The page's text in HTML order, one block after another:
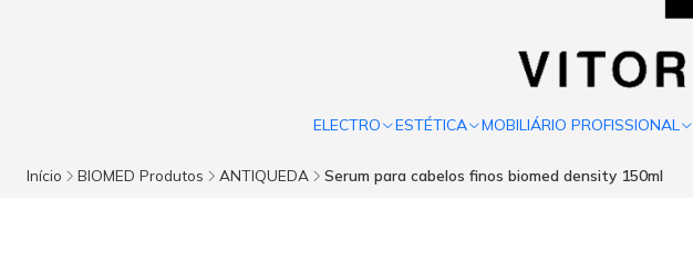
ELECTRO ESTÉTICA MOBILIÁRIO PROFISSIONAL
Início BIOMED Produtos ANTIQUEDA Serum para cabelos finos biomed density 150ml